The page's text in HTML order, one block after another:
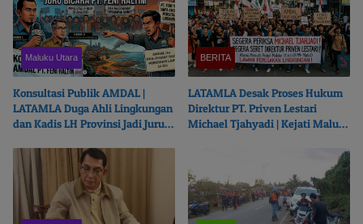
Maluku Utara
Konsultasi Publik AMDAL |
LATAMLA Duga Ahli Lingkungan
dan Kadis LH Provinsi Jadi Juru
BERITA
LATAMLA Desak Proses Hukum
Direktur PT. Priven Lestari
Michael Tjahyadi | Kejati Malut